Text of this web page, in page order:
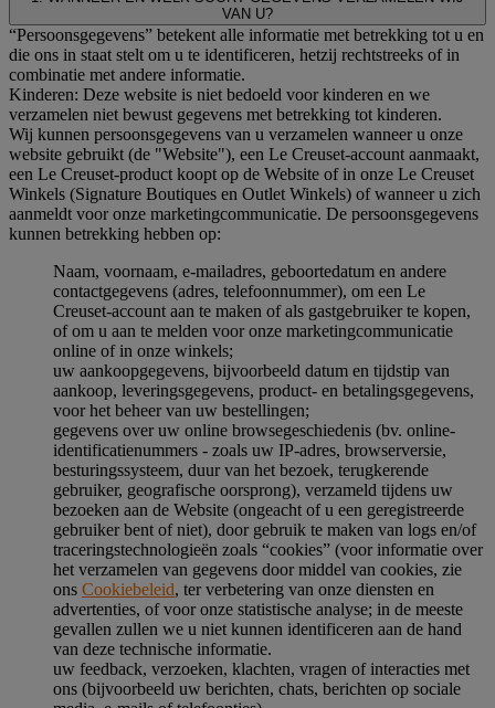
VAN U?
“Persoonsgegevens” betekent alle informatie met betrekking tot u en
die ons in staat stelt om u te identificeren, hetzij rechtstreeks of in
combinatie met andere informatie.
Kinderen: Deze website is niet bedoeld voor kinderen en we
verzamelen niet bewust gegevens met betrekking tot kinderen.
Wij kunnen persoonsgegevens van u verzamelen wanneer u onze
website gebruikt (de "Website"), een Le Creuset-account aanmaakt,
een Le Creuset-product koopt op de Website of in onze Le Creuset
Winkels (Signature Boutiques en Outlet Winkels) of wanneer u zich
aanmeldt voor onze marketingcommunicatie. De persoonsgegevens
kunnen betrekking hebben op:
Naam, voornaam, e-mailadres, geboortedatum en andere
contactgegevens (adres, telefoonnummer), om een Le
Creuset-account aan te maken of als gastgebruiker te kopen,
of om u aan te melden voor onze marketingcommunicatie
online of in onze winkels;
uw aankoopgegevens, bijvoorbeeld datum en tijdstip van
aankoop, leveringsgegevens, product- en betalingsgegevens,
voor het beheer van uw bestellingen;
gegevens over uw online browsegeschiedenis (bv. online-
identificatienummers - zoals uw IP-adres, browserversie,
besturingssysteem, duur van het bezoek, terugkerende
gebruiker, geografische oorsprong), verzameld tijdens uw
bezoeken aan de Website (ongeacht of u een geregistreerde
gebruiker bent of niet), door gebruik te maken van logs en/of
traceringstechnologieën zoals “cookies” (voor informatie over
het verzamelen van gegevens door middel van cookies, zie
ons Cookiebeleid, ter verbetering van onze diensten en
advertenties, of voor onze statistische analyse; in de meeste
gevallen zullen we u niet kunnen identificeren aan de hand
van deze technische informatie.
uw feedback, verzoeken, klachten, vragen of interacties met
ons (bijvoorbeeld uw berichten, chats, berichten op sociale